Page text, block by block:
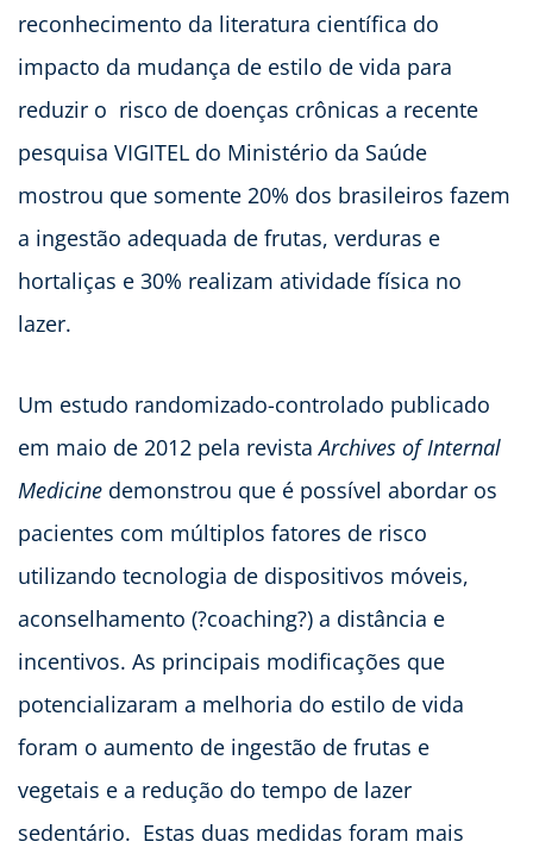
reconhecimento da literatura científica do
impacto da mudança de estilo de vida para
reduzir o risco de doenças crônicas a recente
pesquisa VIGITEL do Ministério da Saúde
mostrou que somente 20% dos brasileiros fazem
a ingestão adequada de frutas, verduras e
hortaliças e 30% realizam atividade física no
lazer.
Um estudo randomizado-controlado publicado
em maio de 2012 pela revistaArchives of Internal
Medicine demonstrou que é possível abordar os
pacientes com múltiplos fatores de risco
utilizando tecnologia de dispositivos móveis,
aconselhamento (?coaching?) a distância e
incentivos. As principais modificações que
potencializaram a melhoria do estilo de vida
foram o aumento de ingestão de frutas e
vegetais e a redução do tempo de lazer
sedentário. Estas duas medidas foram mais